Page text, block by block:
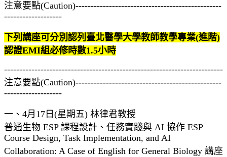
注意要點(Caution)------------------------------------------------
-------------------
下列講座可分別認列臺北醫學大學教師教學專業(進階)
認證EMI組必修時數1.5小時
------------------------------------------------------------------------
注意要點(Caution)------------------------------------------------
-------------------
一、4月17日(星期五) 林律君教授
普通生物 ESP 課程設計、任務實踐與 AI 協作 ESP
Course Design, Task Implementation, and AI
Collaboration: A Case of English for General Biology 講座